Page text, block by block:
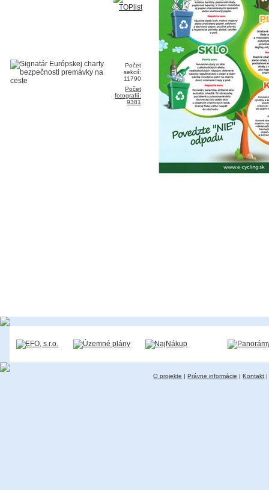
Počet
sekcií:
11790
Počet
fotografií:
9381
O projekte |Právne informácie |Kontakt